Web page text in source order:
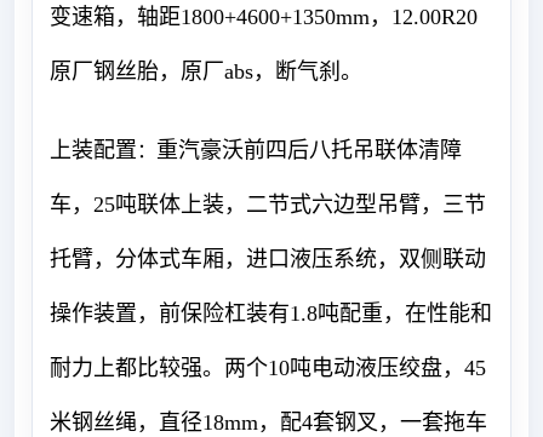
变速箱，轴距1800+4600+1350mm，12.00R20
原厂钢丝胎，原厂abs，断气刹。
上装配置 ： 重汽豪沃前四后八托吊联体清障
车，25吨联体上装，二节式六边型吊臂，三节
托臂，分体式车厢，进口液压系统，双侧联动
操作装置，前保险杠装有1.8吨配重，在性能和
耐力上都比较强。两个10吨电动液压绞盘，45
米钢丝绳，直径18mm，配4套钢叉，一套拖车